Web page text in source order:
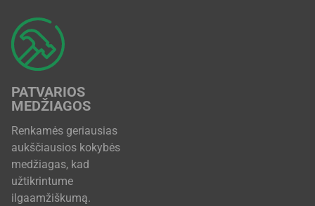
PATVARIOS
MEDŽIAGOS
Renkamės geriausias
aukščiausios kokybės
medžiagas, kad
užtikrintume
ilgaamžiškumą.